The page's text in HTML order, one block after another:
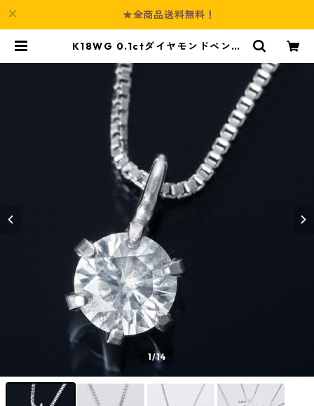
★全商品送料無料！
K18WG 0.1ctダイヤモンドペンダ
ン（鑑別書付き） ジュエリー アク
セサリー レディース | Culture-Bo
1/14